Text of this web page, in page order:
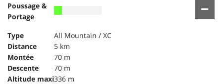
Poussage &
Portage
Type
All Mountain / XC
Distance
5 km
Montée
70 m
Descente
70 m
Altitude maxi336 m